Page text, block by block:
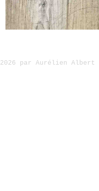
2026 par Aurélien Albert